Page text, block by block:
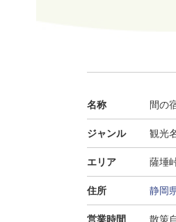
名称 間の
ジャンル 観光
エリア 薩埵
住所 静岡
営業時間 散策